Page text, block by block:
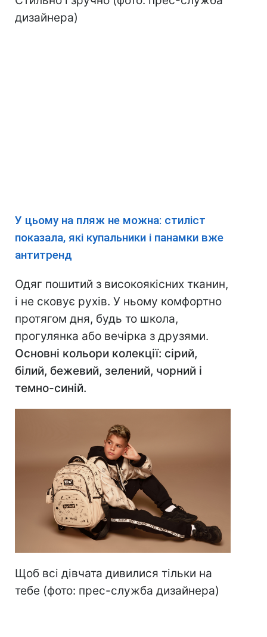
дизайнера)
У цьому на пляж не можна: стиліст
показала, які купальники і панамки вже
антитренд
Одяг пошитий з високоякісних тканин,
і не сковує рухів. У ньому комфортно
протягом дня, будь то школа,
прогулянка або вечірка з друзями.
Основні кольори колекції: сірий,
білий, бежевий, зелений, чорний і
темно-синій.
Щоб всі дівчата дивилися тільки на
тебе (фото: прес-служба дизайнера)